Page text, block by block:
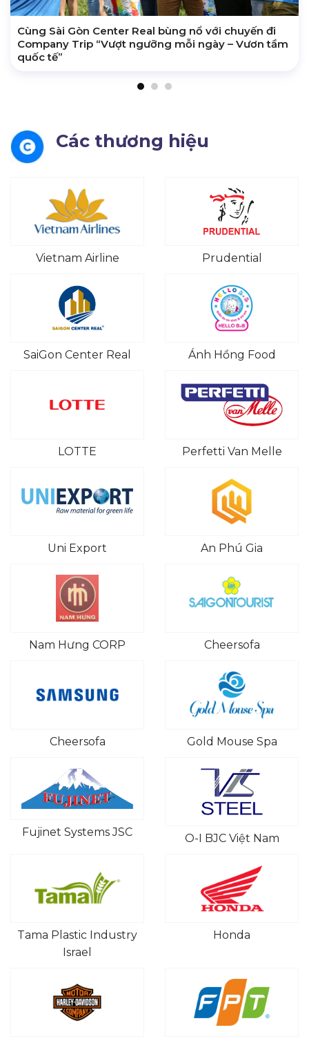
Cùng Sài Gòn Center Real bùng nổ với chuyến đi
Company Trip “Vượt ngưỡng mỗi ngày – Vươn tầm
quốc tế”
Các thương hiệu
Vietnam Airline Prudential
SaiGon Center Real Ánh Hồng Food
LOTTE Perfetti Van Melle
Uni Export An Phú Gia
Nam Hưng CORP Cheersofa
Cheersofa Gold Mouse Spa
Fujinet Systems JSC O-I BJC Việt Nam
Tama Plastic Industry
Israel
Honda